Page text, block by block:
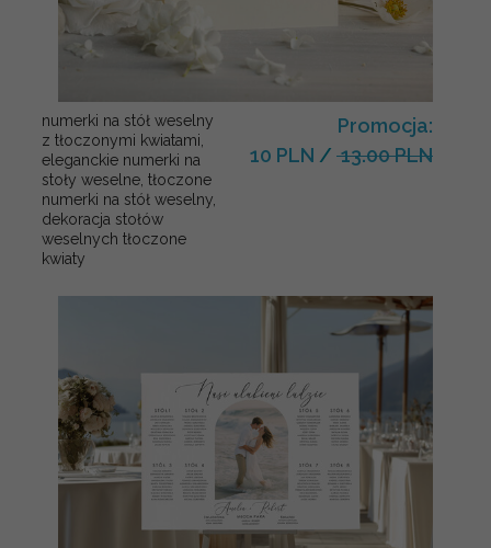
numerki na stół weselny
z tłoczonymi kwiatami,
eleganckie numerki na
stoły weselne, tłoczone
numerki na stół weselny,
dekoracja stołów
weselnych tłoczone
kwiaty
Promocja:
10 PLN / 13.00 PLN